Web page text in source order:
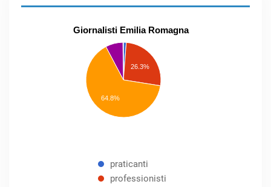
Giornalisti Emilia Romagna
26.3%
64.8%
praticanti
professionisti